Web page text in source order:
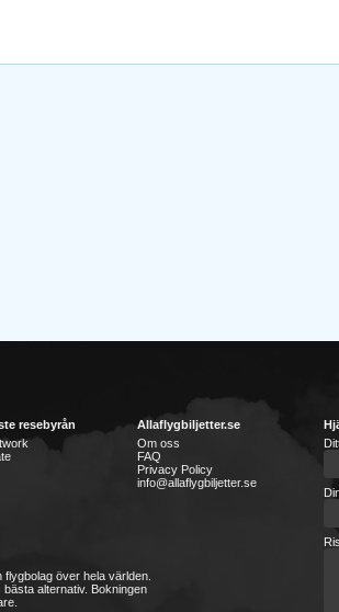
resebyrån
Allaflygbiljetter.se
Om oss
FAQ
Privacy Policy
info@allaflygbiljetter.se
över hela världen.
alternativ. Bokningen